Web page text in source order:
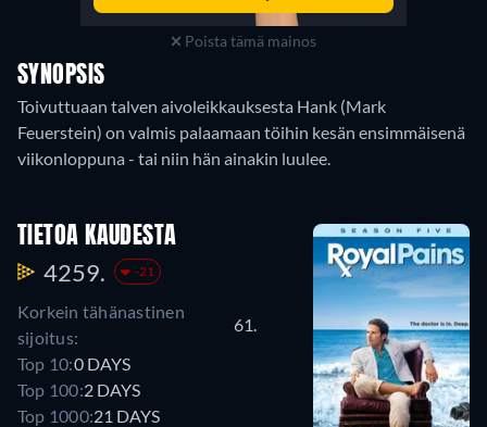
Poista tämä mainos
SYNOPSIS
Toivuttuaan talven aivoleikkauksesta Hank (Mark
Feuerstein) on valmis palaamaan töihin kesän ensimmäisenä
viikonloppuna - tai niin hän ainakin luulee.
TIETOA KAUDESTA
4259. -21
Korkein tähänastinen
sijoitus:
61.
Top 10:0 DAYS
Top 100:2 DAYS
Top 1000:21 DAYS